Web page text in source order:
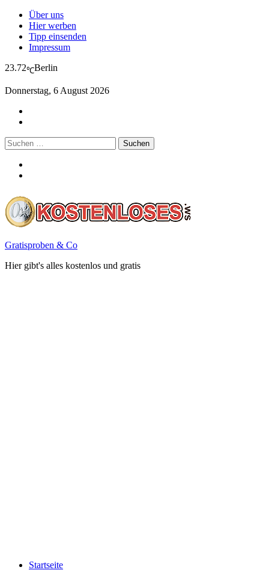
Über uns
Hier werben
Tipp einsenden
Impressum
23.72℃Berlin
Donnerstag, 6 August 2026
Suchen
nach:
Gratisproben & Co
Hier gibt's alles kostenlos und gratis
Startseite